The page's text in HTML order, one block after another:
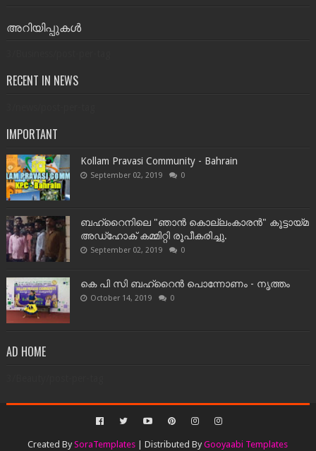
അറിയിപ്പുകൾ
RECENT IN NEWS
IMPORTANT
Kollam Pravasi Community - Bahrain
September 02, 2019 0
ബഹ്‌റൈനിലെ "ഞാൻ കൊല്ലംകാരൻ" കൂട്ടായ്‌മ
അഡ്‌ഹോക് കമ്മിറ്റി രൂപീകരിച്ചു.
September 02, 2019 0
കെ പി സി ബഹ്‌റൈൻ പൊന്നോണം - നൃത്തം
October 14, 2019 0
AD HOME
Created BySoraTemplates | Distributed ByGooyaabi Templates